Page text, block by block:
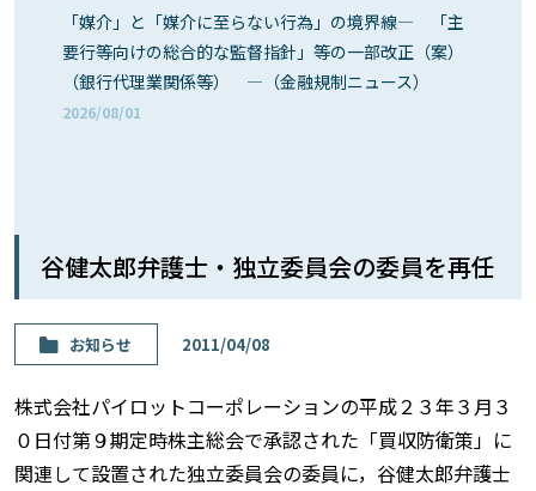
「媒介」と「媒介に至らない行為」の境界線― 「主
要行等向けの総合的な監督指針」等の一部改正（案）
（銀行代理業関係等） ―（金融規制ニュース）
2026/08/01
谷健太郎弁護士・独立委員会の委員を再任
お知らせ 2011/04/08
株式会社パイロットコーポレーションの平成２３年３月３
０日付第９期定時株主総会で承認された「買収防衛策」に
関連して設置された独立委員会の委員に，谷健太郎弁護士